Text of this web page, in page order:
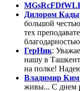
Дилором
большой
тех
ГерНик:
нашу в
на полке!
Владимир Ким
живы... С днем